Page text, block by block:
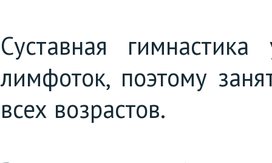
Суставная
лимфоток, поэтому
всех возрастов.